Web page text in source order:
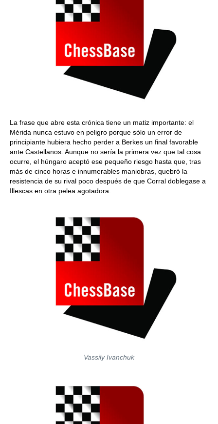
La frase que abre esta crónica tiene un matiz importante: el
Mérida nunca estuvo en peligro porque sólo un error de
principiante hubiera hecho perder a Berkes un final favorable
ante Castellanos. Aunque no sería la primera vez que tal cosa
ocurre, el húngaro aceptó ese pequeño riesgo hasta que, tras
más de cinco horas e innumerables maniobras, quebró la
resistencia de su rival poco después de que Corral doblegase a
Illescas en otra pelea agotadora.
Vassily Ivanchuk